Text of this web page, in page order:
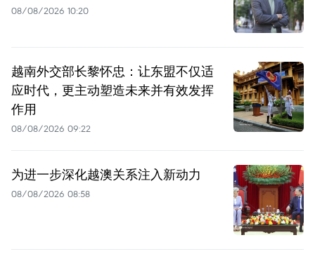
08/08/2026 10:20
越南外交部长黎怀忠：让东盟不仅适
应时代，更主动塑造未来并有效发挥
作用
08/08/2026 09:22
为进一步深化越澳关系注入新动力
08/08/2026 08:58